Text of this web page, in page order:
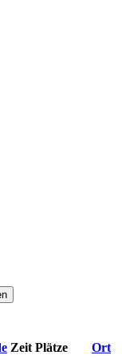
Zeit Plätze Ort